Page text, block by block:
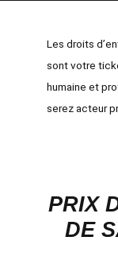
Les droits
sont votre
humaine et
serez acteur
PRIX
DE